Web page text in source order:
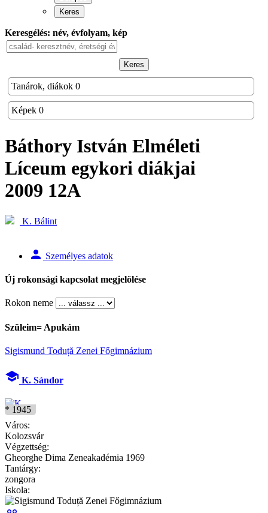
Keres
Keresgélés: név, évfolyam, kép
Keres
Tanárok, diákok 0
Képek 0
Báthory István Elméleti
Líceum egykori diákjai
2009 12A
K. Bálint
person Személyes adatok
Új rokonsági kapcsolat megjelölése
Rokon neme
Szüleim= Apukám
Sigismund Toduță Zenei Főgimnázium
school K. Sándor
* 1945
Város:
Kolozsvár
Végzettség:
Gheorghe Dima Zeneakadémia 1969
Tantárgy:
zongora
Iskola: